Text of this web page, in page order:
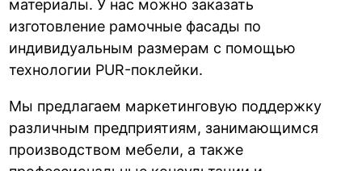
материалы. У нас можно заказать
изготовление рамочные фасады по
индивидуальным размерам с помощью
технологии PUR-поклейки.
Мы предлагаем маркетинговую поддержку
различным предприятиям, занимающимся
производством мебели, а также